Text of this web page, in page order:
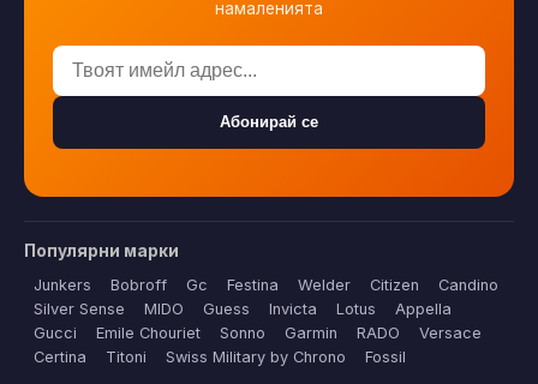
намаленията
Абонирай се
Популярни марки
Junkers Bobroff Gc Festina Welder Citizen
Candino
Silver Sense
MIDO Guess Invicta Lotus
Appella
Gucci
Emile Chouriet Sonno Garmin RADO
Versace
Certina
Titoni Swiss Military by Chrono Fossil